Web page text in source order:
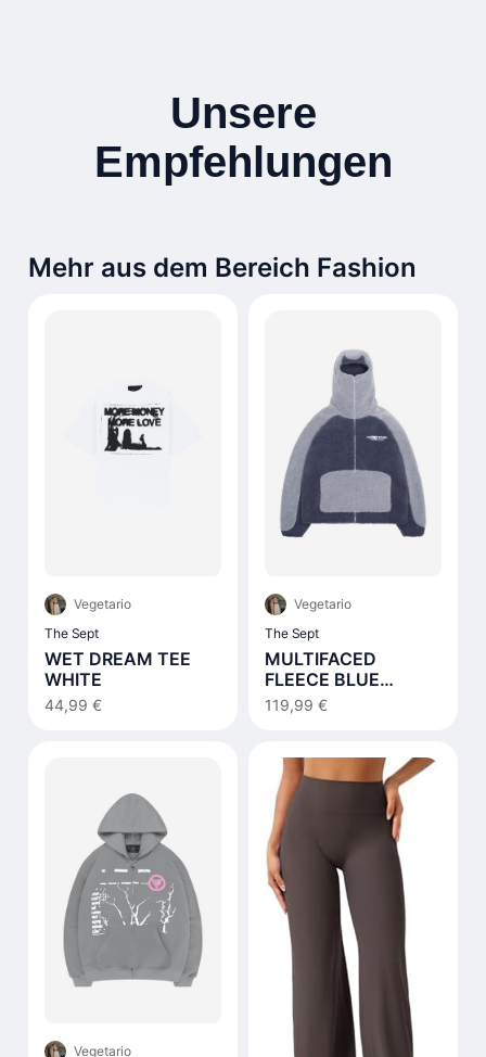
Unsere
Empfehlungen
Mehr aus dem Bereich Fashion
Vegetario
The Sept
WET DREAM TEE
WHITE
44,99 €
Vegetario
The Sept
MULTIFACED
FLEECE BLUE
NOTES
119,99 €
Vegetario